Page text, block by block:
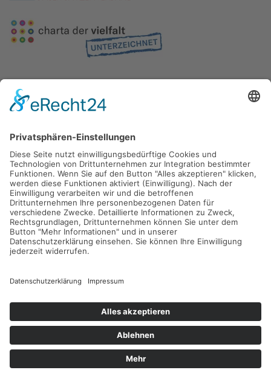
Gefördert durch die
Freie und Hansestadt Hamburg
SUCHT.HAMBURG gGmbH
Datenschutz Impressum Sitemap